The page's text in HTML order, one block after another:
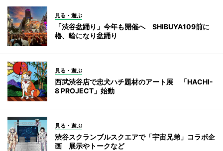
見る・遊ぶ
「渋谷盆踊り」今年も開催へ SHIBUYA109前に
櫓、輪になり盆踊り
見る・遊ぶ
西武渋谷店で忠犬ハチ題材のアート展 「HACHI-
8 PROJECT」始動
見る・遊ぶ
渋谷スクランブルスクエアで「宇宙兄弟」コラボ企
画 展示やトークなど